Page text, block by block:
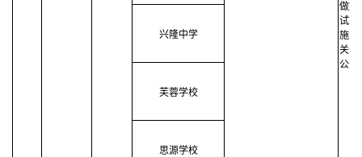
做好
试就
施意
关于
公开
兴隆中学
芙蓉学校
思源学校